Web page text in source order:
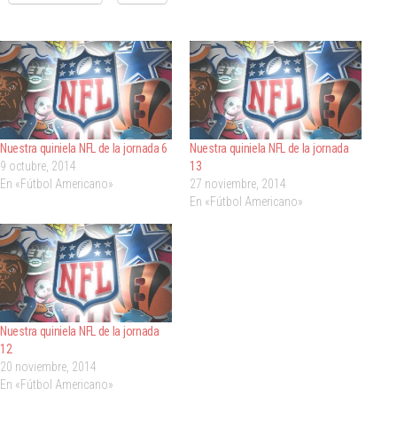
Nuestra quiniela NFL de la jornada 6
9 octubre, 2014
En «Fútbol Americano»
Nuestra quiniela NFL de la jornada
13
27 noviembre, 2014
En «Fútbol Americano»
Nuestra quiniela NFL de la jornada
12
20 noviembre, 2014
En «Fútbol Americano»